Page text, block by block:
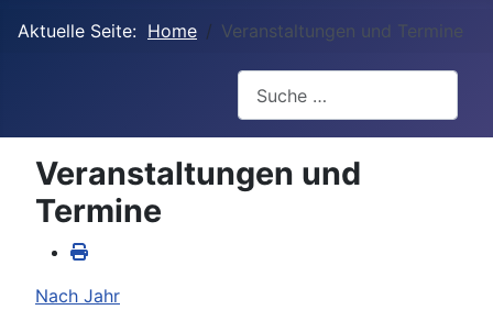
Aktuelle Seite: Home Veranstaltungen und Termine
Veranstaltungen und
Termine
Nach Jahr